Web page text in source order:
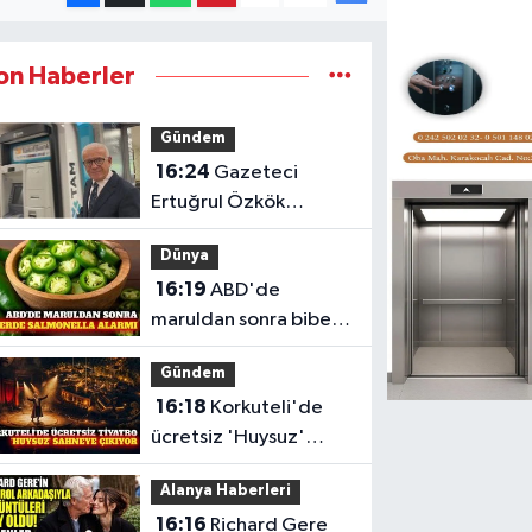
Haberler
Gündem
16:24
Ertuğrul Özkök
hakkında re'sen
soruşturma başlatıldı
Dünya
16:19 ABD'de
maruldan sonra biber
kaynaklı salmonella
salgını
Gündem
16:18
ücretsiz 'Huysuz'
tiyatro oyunu
sahnelenecek
Alanya Haberleri
16:16